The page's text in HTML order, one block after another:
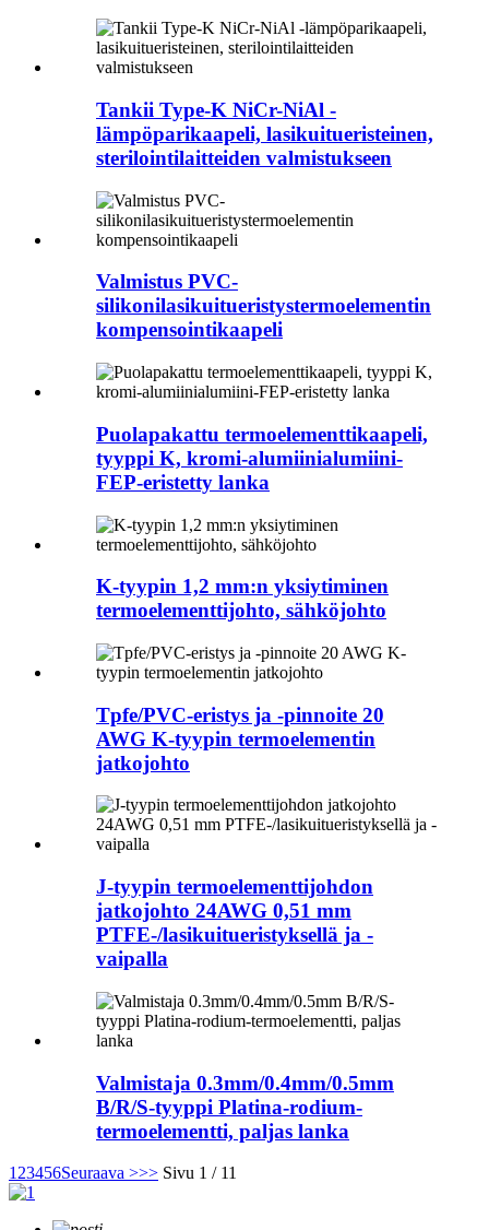
Tankii Type-K NiCr-NiAl -
lämpöparikaapeli, lasikuitueristeinen,
sterilointilaitteiden valmistukseen
Valmistus PVC-
silikonilasikuitueristystermoelementin
kompensointikaapeli
Puolapakattu termoelementtikaapeli,
tyyppi K, kromi-alumiinialumiini-
FEP-eristetty lanka
K-tyypin 1,2 mm:n yksiytiminen
termoelementtijohto, sähköjohto
Tpfe/PVC-eristys ja -pinnoite 20
AWG K-tyypin termoelementin
jatkojohto
J-tyypin termoelementtijohdon
jatkojohto 24AWG 0,51 mm
PTFE-/lasikuitueristyksellä ja -
vaipalla
Valmistaja 0.3mm/0.4mm/0.5mm
B/R/S-tyyppi Platina-rodium-
termoelementti, paljas lanka
1 23456Seuraava >>> Sivu 1 / 11